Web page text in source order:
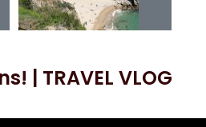
| TRAVEL VLOG